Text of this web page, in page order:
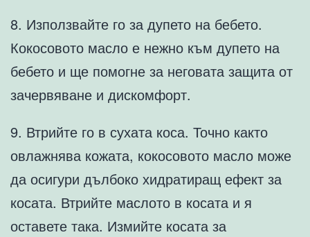
8. Използвайте го за дупето на бебето.
Кокосовото масло е нежно към дупето на
бебето и ще помогне за неговата защита от
зачервяване и дискомфорт.
9. Втрийте го в сухата коса. Точно както
овлажнява кожата, кокосовото масло може
да осигури дълбоко хидратиращ ефект за
косата. Втрийте маслото в косата и я
оставете така. Измийте косата за